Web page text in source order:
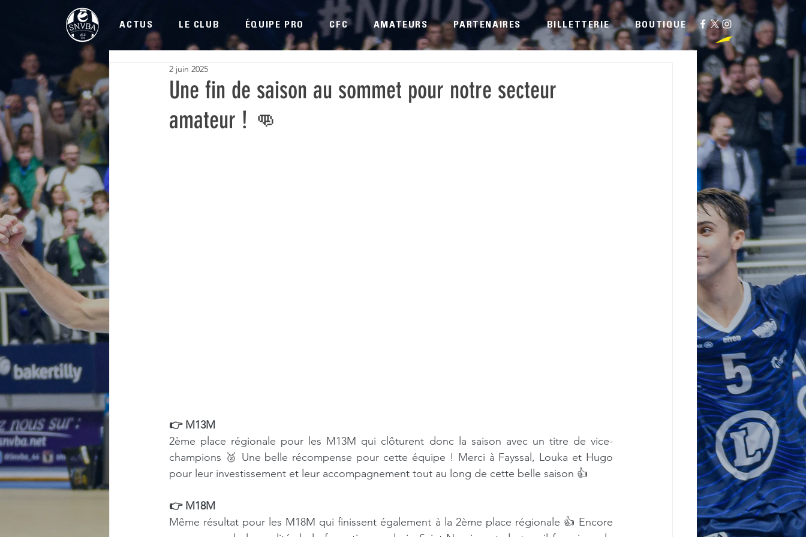
ACTUS LE CLUB ÉQUIPE PRO CFC AMATEURS PARTENAIRES BILLETTERIE BOUTIQUE
Une fin de saison au sommet pour notre secteur
amateur ! 👊
2 juin 2025
👉 M13M
2ème place régionale pour les M13M qui clôturent donc la saison avec un titre de vice-
champions 🥈 Une belle récompense pour cette équipe ! Merci à Fayssal, Louka et Hugo
pour leur investissement et leur accompagnement tout au long de cette belle saison 👍
👉 M18M
Même résultat pour les M18M qui finissent également à la 2ème place régionale 👍 Encore